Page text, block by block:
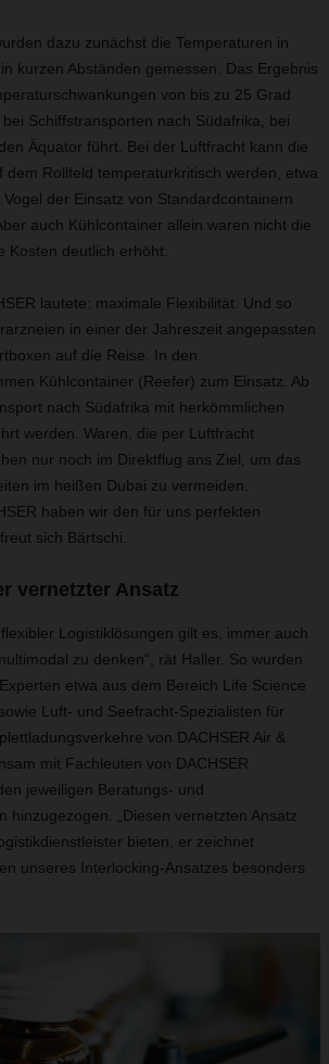
dazu zunächst die Temperaturen in
kurzen Abständen gemessen. Das Ergebnis
von bis zu 25 Grad
Schiffstransporten nach Südafrika, bei
Äquator führt. Bei der Luftfracht kann die
dem Rollfeld temperaturkritisch werden, etwa
der Einsatz von Standardcontainern
auch Kühlcontainer allein waren nicht die
Kosten deutlich erhöht.
lautete: maximale Flexibilität. Und so
in einer der Jahreszeit angepassten
auf die Reise. In den
Kühlcontainer (Reefer) zum Einsatz. Ab
nach Südafrika mit herkömmlichen
werden. Waren, die per Luftfracht
nur noch im Direktflug ans Ziel, um das
im heißen Dubai zu vermeiden.
haben wir den für uns perfekten
sich Bärtschi.
vernetzter Ansatz
flexibler Logistiklösungen gilt es, immer auch
zu denken“, rät Haller. So wurden
etwa aus dem Bereich Life Science
Luft- und Seefracht-Spezialisten für
von DACHSER Air &
mit Fachleuten von DACHSER
jeweiligen Beratungs- und
hinzugezogen. „Diesen vernetzten Ansatz
bieten, er zeichnet
unseres Interlocking-Ansatzes besonders